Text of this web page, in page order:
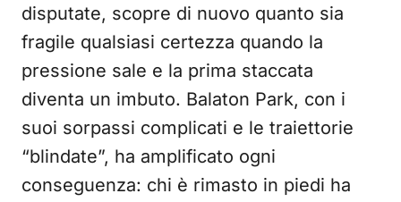
disputate, scopre di nuovo quanto sia
fragile qualsiasi certezza quando la
pressione sale e la prima staccata
diventa un imbuto. Balaton Park, con i
suoi sorpassi complicati e le traiettorie
“blindate”, ha amplificato ogni
conseguenza: chi è rimasto in piedi ha